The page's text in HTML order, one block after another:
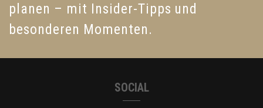
planen – mit Insider-Tipps und
besonderen Momenten.
SOCIAL